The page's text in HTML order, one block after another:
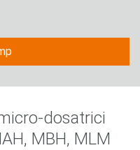
dosatrici
MBH, MLM